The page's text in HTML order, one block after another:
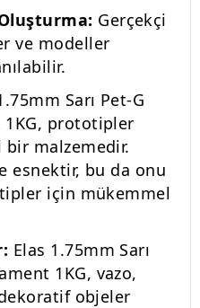
Gerçekçi
ve modeller
Sarı Pet-G
1KG, prototipler
malzemedir.
esnektir, bu da onu
için mükemmel
Elas 1.75mm Sarı
1KG, vazo,
objeler